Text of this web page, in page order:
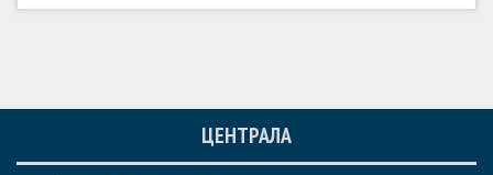
ЦЕНТРАЛА